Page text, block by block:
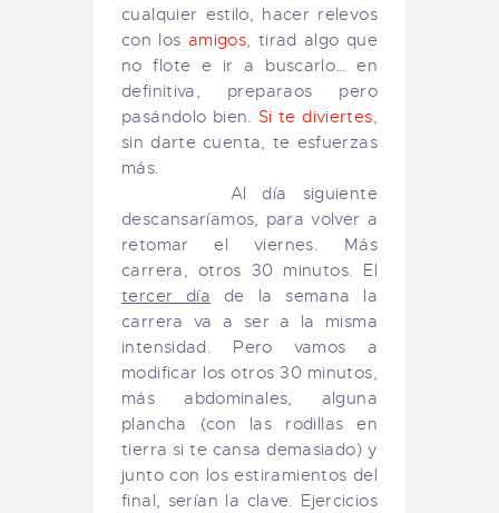
cualquier estilo, hacer relevos
con los amigos , tirad algo que
no flote e ir a buscarlo… en
definitiva, preparaos pero
pasándolo bien. Si te diviertes
sin darte cuenta, te esfuerzas
más.
Al día siguiente
descansaríamos, para volver a
retomar el viernes. Más
carrera, otros 30 minutos. El
tercer día de la semana la
carrera va a ser a la misma
intensidad. Pero vamos a
modificar los otros 30 minutos,
más abdominales, alguna
plancha (con las rodillas en
tierra si te cansa demasiado) y
junto con los estiramientos del
final, serían la clave. Ejercicios